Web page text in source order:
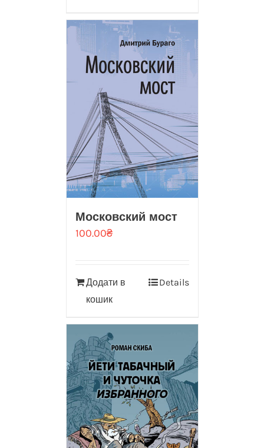
Московский мост
100.00₴
Додати в
кошик
Details